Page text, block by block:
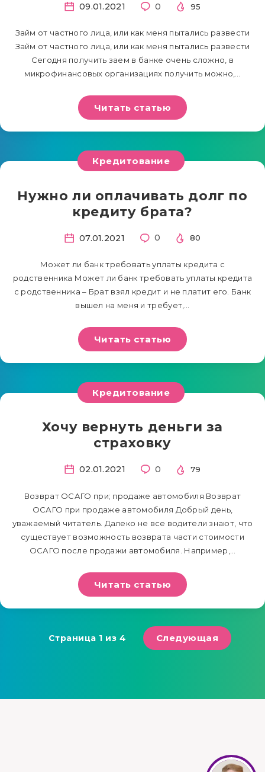
09.01.2021 0 95
Займ от частного лица, или как меня пытались развести
Займ от частного лица, или как меня пытались развести
Сегодня получить заем в банке очень сложно, в
микрофинансовых организациях получить можно,…
Читать статью
Кредитование
Нужно ли оплачивать долг по
кредиту брата?
07.01.2021 0 80
Может ли банк требовать уплаты кредита с
родственника Может ли банк требовать уплаты кредита
с родственника – Брат взял кредит и не платит его. Банк
вышел на меня и требует,…
Читать статью
Кредитование
Хочу вернуть деньги за
страховку
02.01.2021 0 79
Возврат ОСАГО при; продаже автомобиля Возврат
ОСАГО при продаже автомобиля Добрый день,
уважаемый читатель. Далеко не все водители знают, что
существует возможность возврата части стоимости
ОСАГО после продажи автомобиля. Например,…
Читать статью
Страница 1 из 4 Следующая